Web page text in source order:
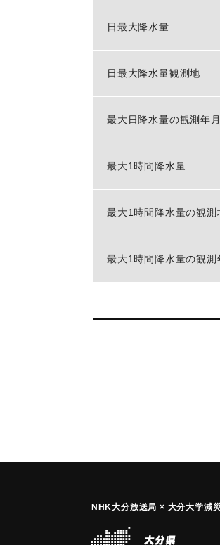
日最大降水量
日最大降水量観測地
最大日降水量の観測年
最大1時間降水量
最大1時間降水量の観測
最大1時間降水量の観測
NHK大分放送局 × 大分大学減災